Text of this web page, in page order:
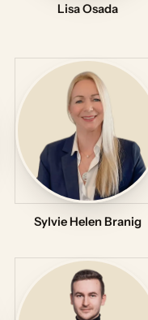
Lisa Osada
Sylvie Helen Branig